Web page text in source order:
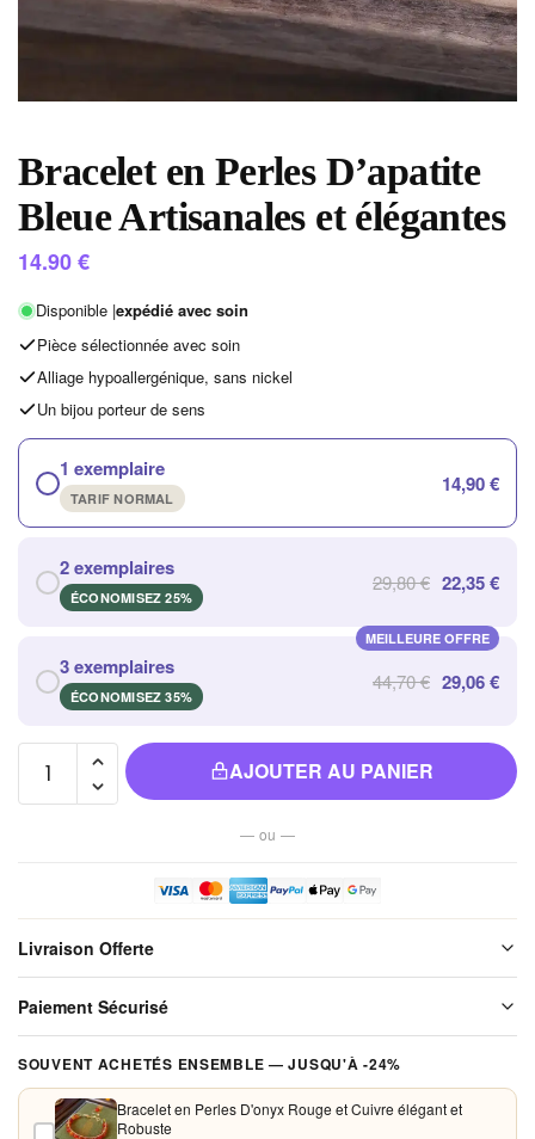
Bracelet en Perles D’apatite
Bleue Artisanales et élégantes
14.90€
Disponible |expédié avec soin
Pièce sélectionnée avec soin
Alliage hypoallergénique, sans nickel
Un bijou porteur de sens
1 exemplaire
TARIF NORMAL
14,90 €
2 exemplaires
ÉCONOMISEZ 25%
29,80 € 22,35 €
MEILLEURE OFFRE
3 exemplaires
ÉCONOMISEZ 35%
44,70 € 29,06 €
quantité de
Bracelet
élégantes
AJOUTER AU PANIER
— ou —
Livraison Offerte
soigneusement emballé avant expédition. Aucun frais de port, jamais.
Paiement Sécurisé
acceptons Visa, Mastercard, PayPal et Apple Pay. Aucune donnée
bancaire n'est conservée sur nos serveurs.
SOUVENT ACHETÉS ENSEMBLE — JUSQU'À -24%
Bracelet en Perles D'onyx Rouge et Cuivre élégant et
Robuste